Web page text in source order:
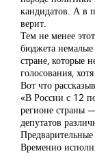
кандидатов. А в
верит.
Тем не менее
бюджета
стране, которые
голосования,
Вот что
«В России с 12
регионе страны
депутатов
Предварительные
Временно